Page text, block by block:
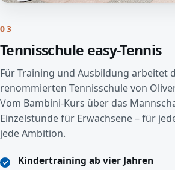
03
Tennisschule easy-Tennis
Für Training und Ausbildung arbeitet
renommierten Tennisschule von
Vom Bambini-Kurs über das
Einzelstunde für Erwachsene – für
jede Ambition.
Kindertraining ab vier Jahren